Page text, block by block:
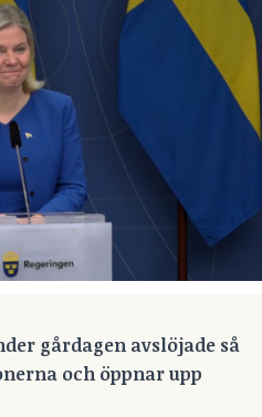
gårdagen avslöjade så
och öppnar upp